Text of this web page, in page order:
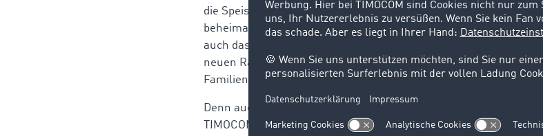
die Speisen für regionale Unternehmen zu, die keine eigene
beheimatet sowohl den Cateringservice für private Anlässe wie
auch das Firmen-Catering. Da letzteres zuletzt stark gewachsen
neuen Räumlichkeiten. Der Umzug zu TIMOCOM ist daher ein
Familienbetriebe.
Denn auch für den IT-Spezialisten kommt der neue Caterer wie
TIMOCOM schrittweise ein New Work Konzept eingeführt. Der